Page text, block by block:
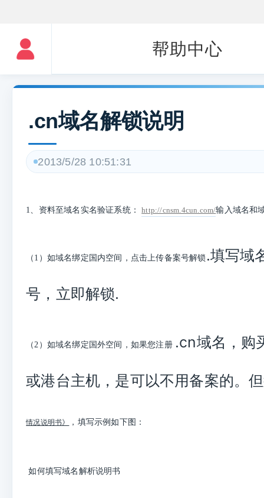
帮助中心
.cn域名解锁说明
2013/5/28 10:51:31
1、资料至域名实名验证系统：http://cnsm.4cun.com/输入域名和
（1） 如域名绑定国内空间，点击上传备案号解锁 .填写域
号，立即解锁.
（2） 如域名绑定国外空间， 如果您注册 .cn域名，购
或港台主机，是可以不用备案的。
情况说明书》 ，填写示例如下图：
如何填写域名解析说明书